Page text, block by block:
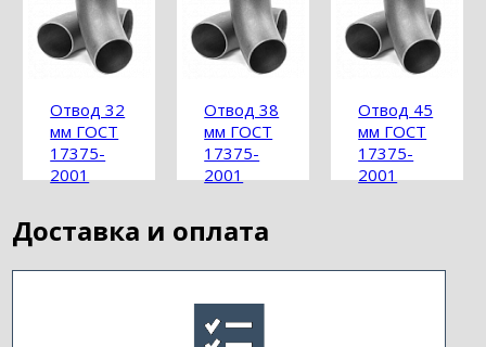
Отвод 32
мм ГОСТ
17375-
2001
Отвод 38
мм ГОСТ
17375-
2001
Отвод 45
мм ГОСТ
17375-
2001
Доставка и оплата